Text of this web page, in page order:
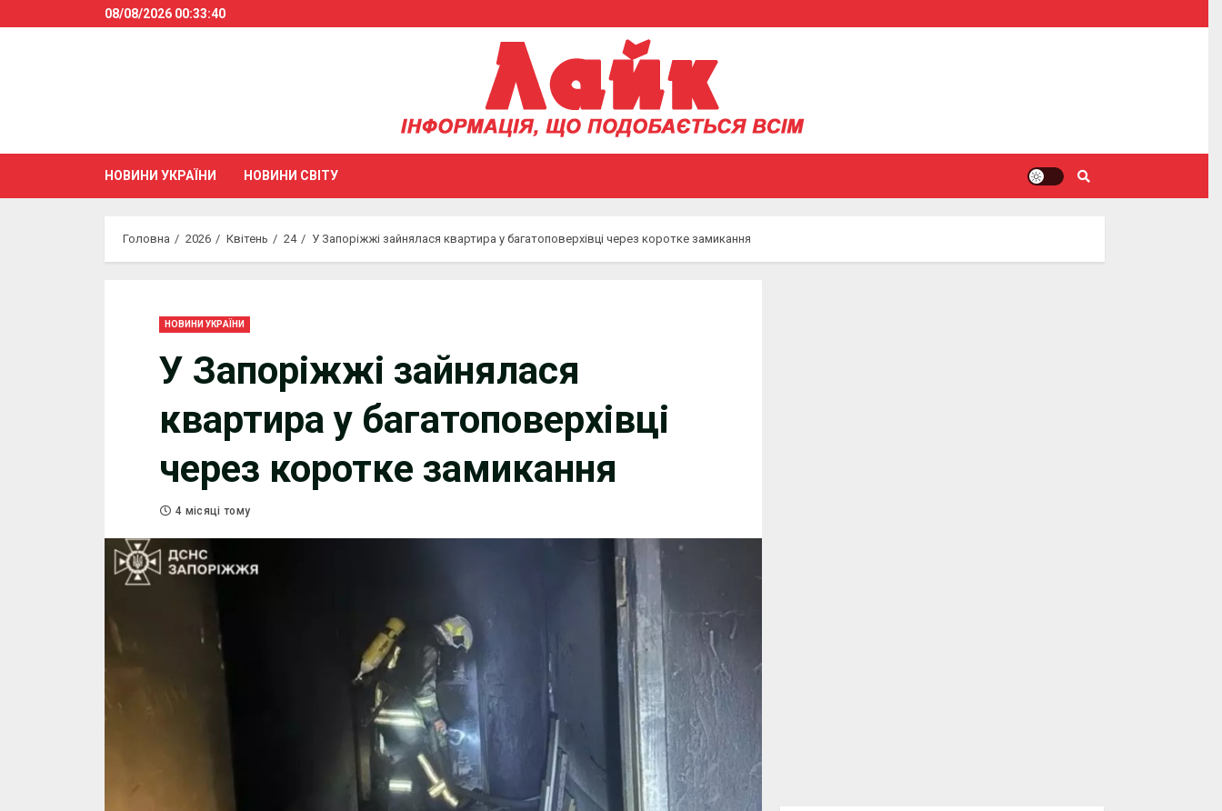
to
08/08/2026 00:33:40
НОВИНИ УКРАЇНИ НОВИНИ СВІТУ
Головна 2026 Квітень 24 У Запоріжжі зайнялася квартира у багатоповерхівці через коротке замикання
НОВИНИ УКРАЇНИ
У Запоріжжі зайнялася
квартира у багатоповерхівці
через коротке замикання
4 місяці тому